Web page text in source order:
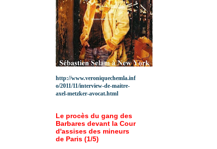
http://www.veroniquechemla.inf
o/2011/11/interview-de-maitre-
axel-metzker-avocat.html
Le procès du gang des
Barbares devant la Cour
d'assises des mineurs
de Paris (1/5)